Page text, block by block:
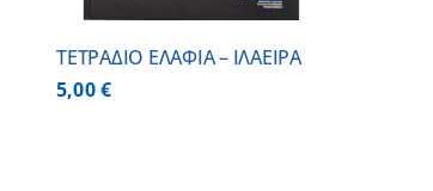
ΤΕΤΡΑΔΙΟ ΕΛΑΦΙΑ – ΙΛΑΕΙΡΑ
5,00€